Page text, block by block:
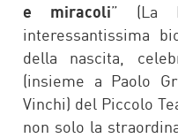
e miracoli” (La
interessantissima
della nascita,
(insieme a Paolo
Vinchi) del Piccolo
non solo la